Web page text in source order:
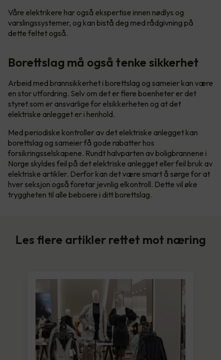
Våre elektrikere har også ekspertise innen nødlys og
varslingssystemer, og kan bistå deg med rådgivning på
dette feltet også.
Borettslag må også tenke sikkerhet
Arbeid med brannsikkerhet i borettslag og sameier kan være
en stor utfordring. Selv om det er flere boenheter er det
styret som er ansvarlige for elsikkerheten og at det
elektriske anlegget er i henhold.
Med periodiske kontroller av det elektriske anlegget kan
borettslag og sameier få gode rabatter hos
forsikringsselskapene. Rundt halvparten av boligbrannene i
Norge skyldes feil på det elektriske anlegget eller feil bruk av
elektriske artikler. Derfor kan det være smart å sørge for at
hver seksjon også foretar jevnlig elkontroll. Dette vil øke
tryggheten til alle beboere i ditt borettslag.
Les flere artikler rettet mot næring